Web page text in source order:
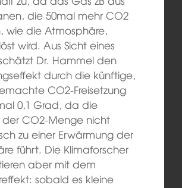
die 50mal mehr CO2
wie die Atmosphäre,
wird. Aus Sicht eines
Dr. Hammel den
durch die künftige,
CO2-Freisetzung
0,1 Grad, da die
CO2-Menge nicht
zu einer Erwärmung der
führt. Die Klimaforscher
aber mit dem
sobald es kleine